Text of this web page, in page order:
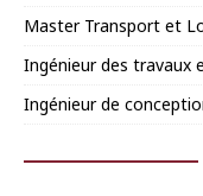
Master Transport et
Ingénieur des travaux
Ingénieur de